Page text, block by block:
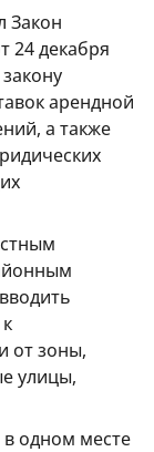
Закон
24 декабря
арендной
а также
от зоны,
улицы,
одном месте